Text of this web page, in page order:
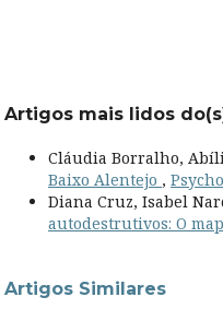
Artigos mais lidos
Cláudia Borralho,
Baixo Alentejo ,
Diana Cruz, Isabel
autodestrutivos: O
Artigos Similares